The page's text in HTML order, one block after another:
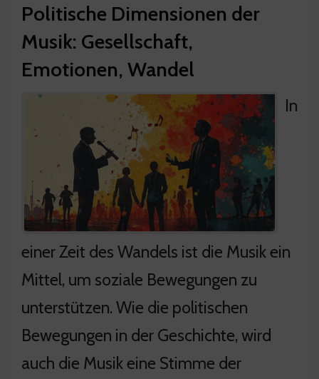
Politische Dimensionen der
Musik: Gesellschaft,
Emotionen, Wandel
In
einer Zeit des Wandels ist die Musik ein
Mittel, um soziale Bewegungen zu
unterstützen. Wie die politischen
Bewegungen in der Geschichte, wird
auch die Musik eine Stimme der